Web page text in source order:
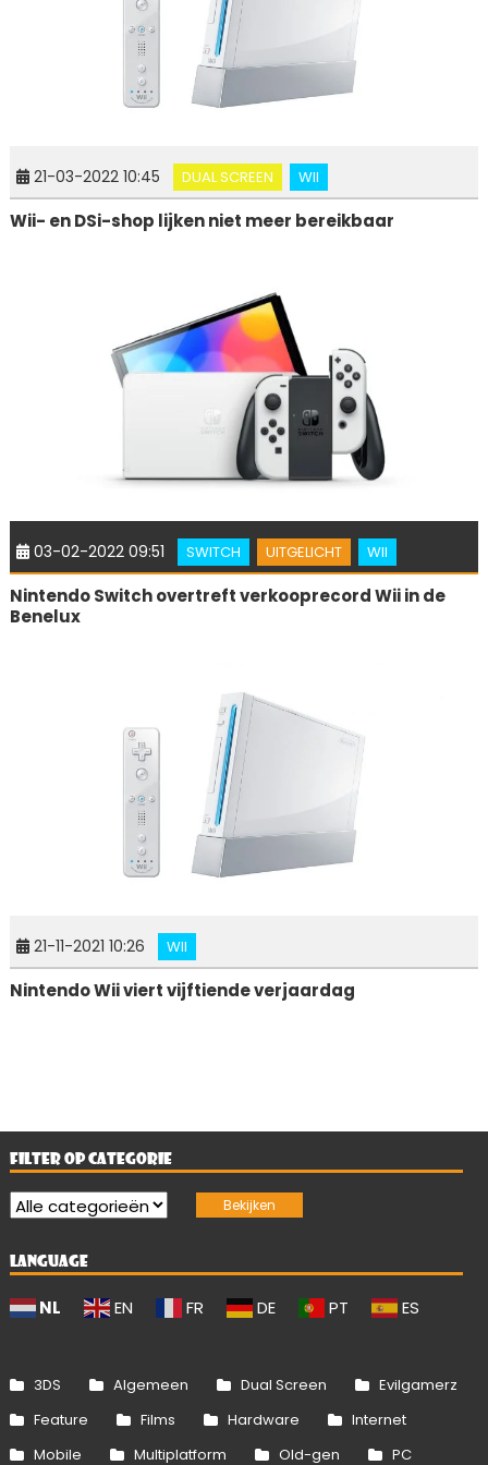
21-03-2022 10:45 DUAL SCREEN WII
Wii- en DSi-shop lijken niet meer bereikbaar
03-02-2022 09:51 SWITCH UITGELICHT WII
Nintendo Switch overtreft verkooprecord Wii in de
Benelux
21-11-2021 10:26 WII
Nintendo Wii viert vijftiende verjaardag
FILTER OP CATEGORIE
LANGUAGE
NL EN FR DE PT ES
3DS Algemeen Dual Screen
Evilgamerz
Feature
Films Hardware
Internet
Mobile
Multiplatform Old-gen PC